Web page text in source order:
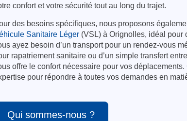
confort et votre sécurité tout au long du trajet.
des besoins spécifiques, nous proposons
Sanitaire Léger (VSL) à Orignolles, idéal pour
ayez besoin d’un transport pour un rendez-vous
rapatriement sanitaire ou d’un simple transfert
offre le confort nécessaire pour vos
pour répondre à toutes vos demandes en
Qui sommes-nous ?